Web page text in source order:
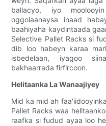
ballacyo, iyo
oggolaanaysa inaad
baahiyaha kaydintaada
Selective Pallet Racks si
dib loo habeyn karaa
isbedelaan, iyagoo
bakhaarrada firfircoon.
Helitaanka La Wanaajiyey
Mid ka mid ah
Pallet Racks waa
raafka si fudud ayaa loo